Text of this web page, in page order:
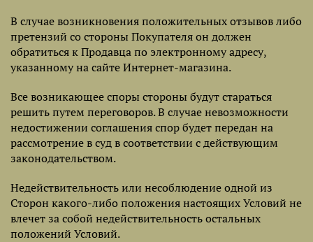
В случае возникновения положительных отзывов либо
претензий со стороны Покупателя он должен
обратиться к Продавца по электронному адресу,
указанному на сайте Интернет-магазина.
Все возникающее споры стороны будут стараться
решить путем переговоров. В случае невозможности
недостижении соглашения спор будет передан на
рассмотрение в суд в соответствии с действующим
законодательством.
Недействительность или несоблюдение одной из
Сторон какого-либо положения настоящих Условий не
влечет за собой недействительность остальных
положений Условий.